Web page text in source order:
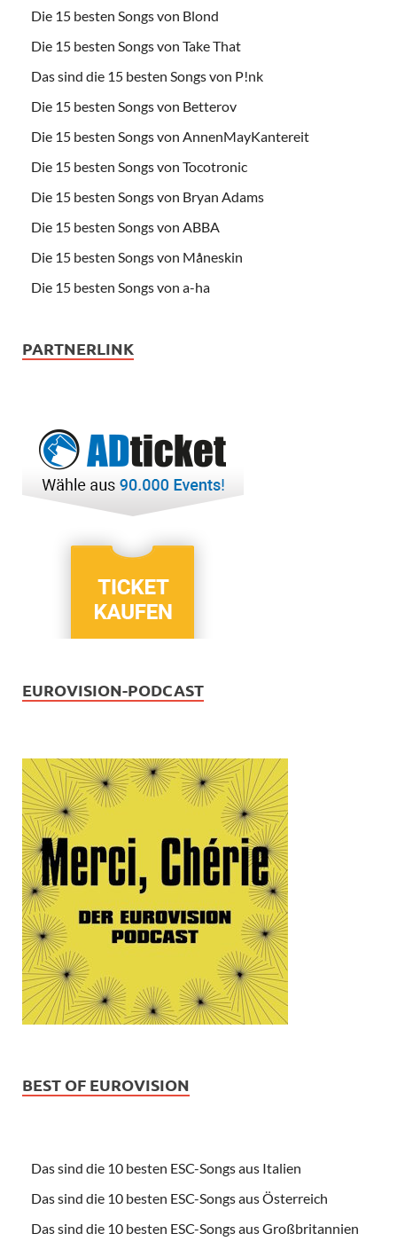
Die 15 besten Songs von Blond
Die 15 besten Songs von Take That
Das sind die 15 besten Songs von P!nk
Die 15 besten Songs von Betterov
Die 15 besten Songs von AnnenMayKantereit
Die 15 besten Songs von Tocotronic
Die 15 besten Songs von Bryan Adams
Die 15 besten Songs von ABBA
Die 15 besten Songs von Måneskin
Die 15 besten Songs von a-ha
PARTNERLINK
EUROVISION-PODCAST
BEST OF EUROVISION
Das sind die 10 besten ESC-Songs aus Italien
Das sind die 10 besten ESC-Songs aus Österreich
Das sind die 10 besten ESC-Songs aus Großbritannien